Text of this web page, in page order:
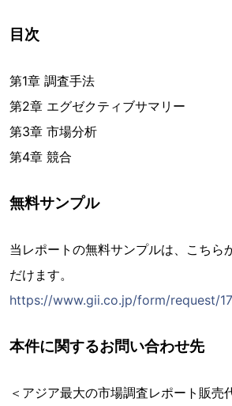
目次
第1章 調査手法
第2章 エグゼクティブサマリー
第3章 市場分析
第4章 競合
無料サンプル
当レポートの無料サンプルは、こちら
だけます。
https://www.gii.co.jp/form/request/
本件に関するお問い合わせ先
＜アジア最大の市場調査レポート販売